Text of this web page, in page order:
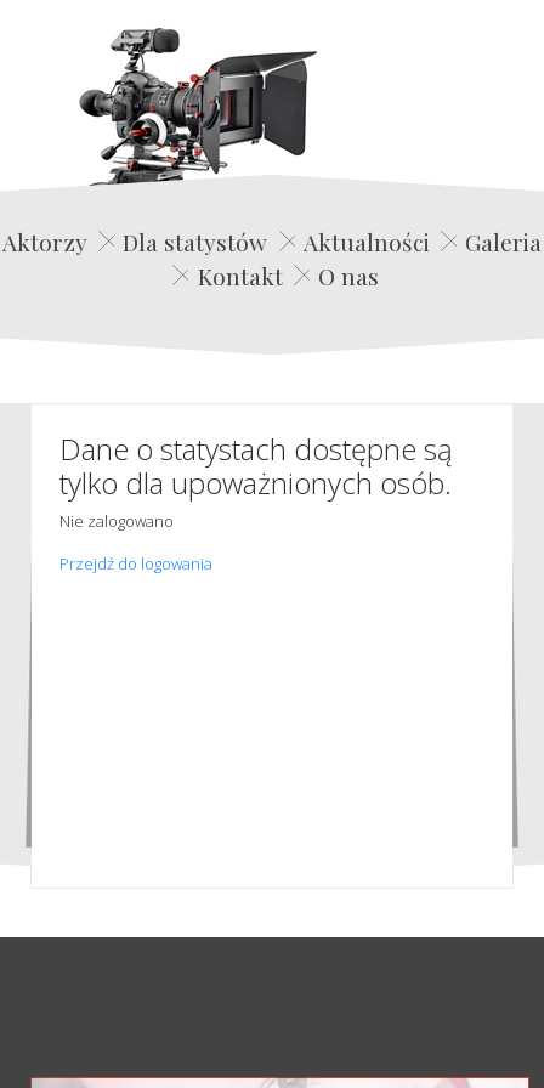
Edwin Film Agencja Aktorska
Aktorzy Dla statystów Aktualności
Galeria
Kontakt
O nas
Dane o statystach dostępne są
tylko dla upoważnionych osób.
Nie zalogowano
Przejdź do logowania